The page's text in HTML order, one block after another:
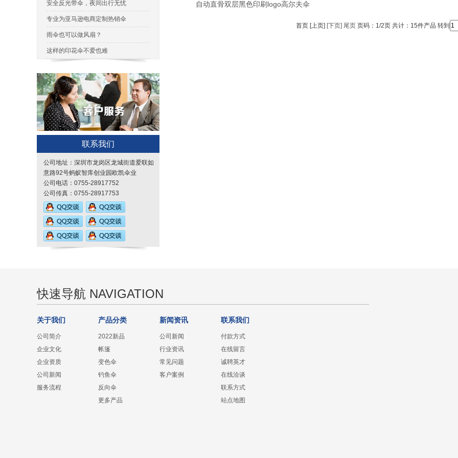
安全反光带伞，夜间出行无忧
专业为亚马逊电商定制热销伞
雨伞也可以做风扇？
这样的印花伞不爱也难
联系我们
公司地址：深圳市龙岗区龙城街道爱联如
意路92号蚂蚁智库创业园欧凯伞业
公司电话：0755-28917752
公司传真：0755-28917753
自动直骨双层黑色印刷logo高尔夫伞
首页 [上页] [下页] 尾页 页码：1/2页 共计：15件产品 转到
快速导航 NAVIGATION
关于我们
公司简介
企业文化
企业资质
公司新闻
服务流程
产品分类
2022新品
帐篷
变色伞
钓鱼伞
反向伞
更多产品
新闻资讯
公司新闻
行业资讯
常见问题
客户案例
联系我们
付款方式
在线留言
诚聘英才
在线洽谈
联系方式
站点地图